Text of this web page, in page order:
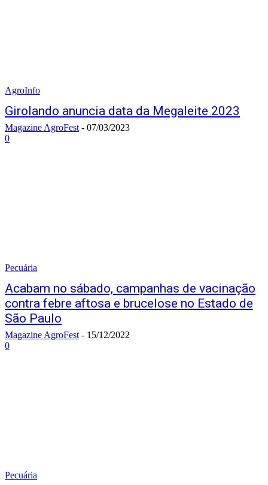
AgroInfo
Girolando anuncia data da Megaleite 2023
Magazine AgroFest - 07/03/2023
0
Pecuária
Acabam no sábado, campanhas de vacinação
contra febre aftosa e brucelose no Estado de
São Paulo
Magazine AgroFest - 15/12/2022
0
Pecuária